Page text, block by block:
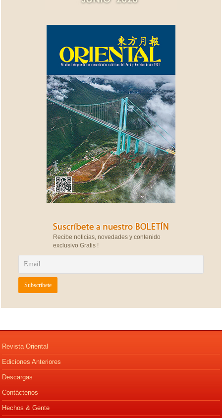
Recibe noticias, novedades y contenido
exclusivo Gratis !
Revista Oriental
Ediciones Anteriores
Descargas
Contáctenos
Hechos & Gente